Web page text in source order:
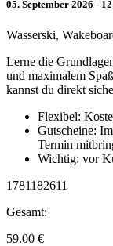
05. September 2026 -
Wasserski,
Lerne die
und maximalem
kannst du direkt
Flexibel:
Gutscheine:
Termin
Wichtig: vor
1781182611
Gesamt:
59.00 €